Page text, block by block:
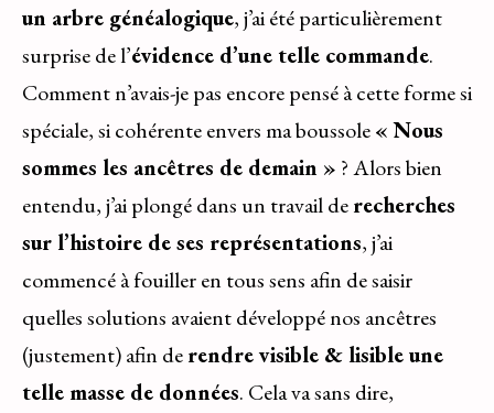
un arbre généalogique, j’ai été particulièrement
surprise de l’évidence d’une telle commande.
Comment n’avais-je pas encore pensé à cette forme si
spéciale, si cohérente envers ma boussole« Nous
sommes les ancêtres de demain » ? Alors bien
entendu, j’ai plongé dans un travail derecherches
sur l’histoire de ses représentations, j’ai
commencé à fouiller en tous sens afin de saisir
quelles solutions avaient développé nos ancêtres
(justement) afin derendre visible & lisible une
telle masse de données. Cela va sans dire,